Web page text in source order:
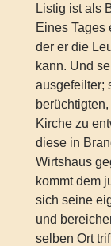
Listig ist als
Eines Tages
der er die
kann. Und
ausgefeilter;
Kirche zu
diese in
Wirtshaus
kommt dem
sich seine
und
selben Ort